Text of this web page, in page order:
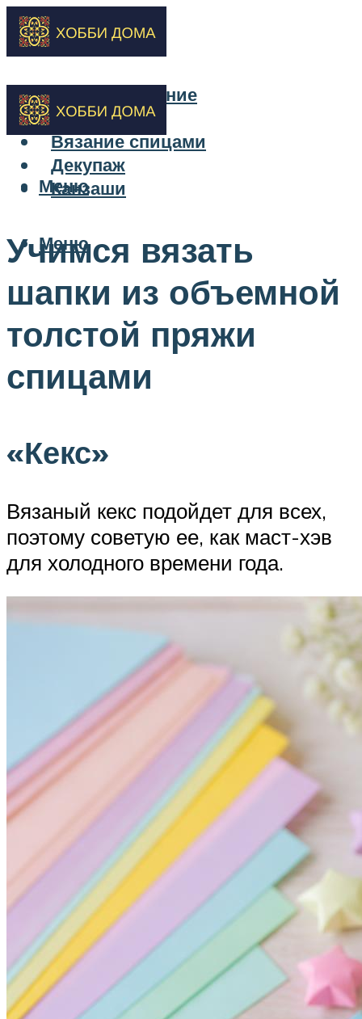
Бисероплетение
Вышивка
Вязание спицами
Декупаж
Канзаши
Меню
Меню
Учимся вязать
шапки из объемной
толстой пряжи
спицами
«Кекс»
Вязаный кекс подойдет для всех,
поэтому советую ее, как маст-хэв
для холодного времени года.